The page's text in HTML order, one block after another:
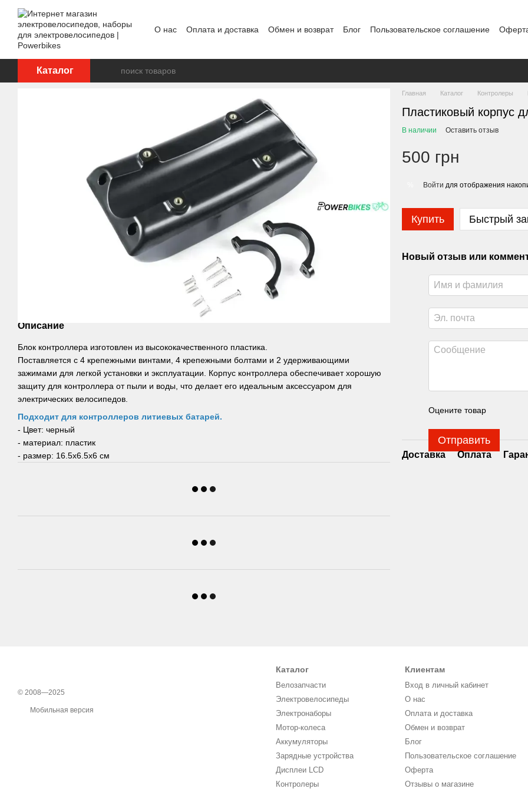
Перейти к основному контенту
О нас Оплата и доставка Обмен и возврат Блог Пользовательское соглашение
Каталог
Описание
Блок контроллера изготовлен из высококачественного пластика.
Поставляется с 4 крепежными винтами, 4 крепежными болтами и 2 удерживающими
зажимами для легкой установки и эксплуатации. Корпус контроллера обеспечивает хорошую
защиту для контроллера от пыли и воды, что делает его идеальным аксессуаром для
электрических велосипедов.
Подходит для контроллеров литиевых батарей.
- Цвет: черный
- материал: пластик
- размер: 16.5х6.5х6 см
Главная Каталог Контролеры
Пластиковый корпус
В наличии Оставить отзыв
500 грн
Войти для отображения
Купить Быстрый
Новый отзыв или
Оцените товар
Отправить
Доставка Оплата
© 2008—2025
Мобильная версия
Каталог
Велозапчасти
Электровелосипеды
Электронаборы
Мотор-колеса
Аккумуляторы
Зарядные устройства
Дисплеи LCD
Контролеры
Клиентам
Вход в личный кабинет
О нас
Оплата и доставка
Обмен и возврат
Блог
Пользовательское соглашение
Оферта
Отзывы о магазине